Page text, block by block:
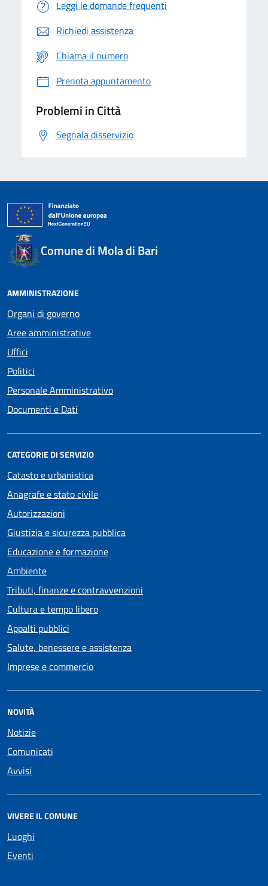
Leggi le domande frequenti
Richiedi assistenza
Chiama il numero
Prenota appuntamento
Problemi in Città
Segnala disservizio
Comune di Mola di Bari
AMMINISTRAZIONE
Organi di governo
Aree amministrative
Uffici
Politici
Personale Amministrativo
Documenti e Dati
CATEGORIE DI SERVIZIO
Catasto e urbanistica
Anagrafe e stato civile
Autorizzazioni
Giustizia e sicurezza pubblica
Educazione e formazione
Ambiente
Tributi, finanze e contravvenzioni
Cultura e tempo libero
Appalti pubblici
Salute, benessere e assistenza
Imprese e commercio
NOVITÀ
Notizie
Comunicati
Avvisi
VIVERE IL COMUNE
Luoghi
Eventi